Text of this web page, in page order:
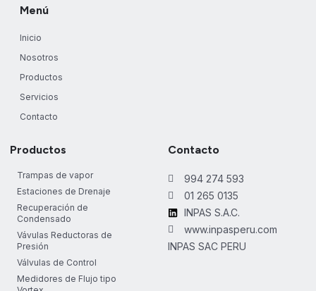
Menú
Inicio
Nosotros
Productos
Servicios
Contacto
Productos
Trampas de vapor
Estaciones de Drenaje
Recuperación de
Condensado
Vávulas Reductoras de
Presión
Válvulas de Control
Medidores de Flujo tipo
Contacto
994 274 593
01 265 0135
INPAS S.A.C.
www.inpasperu.com
INPAS SAC PERU